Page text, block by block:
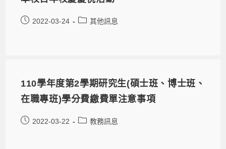
2022-03-24 其他訊息
110學年度第2學期研究生(碩士班、博士班、
在職專班)學分費繳費單注意事項
2022-03-22 教務訊息